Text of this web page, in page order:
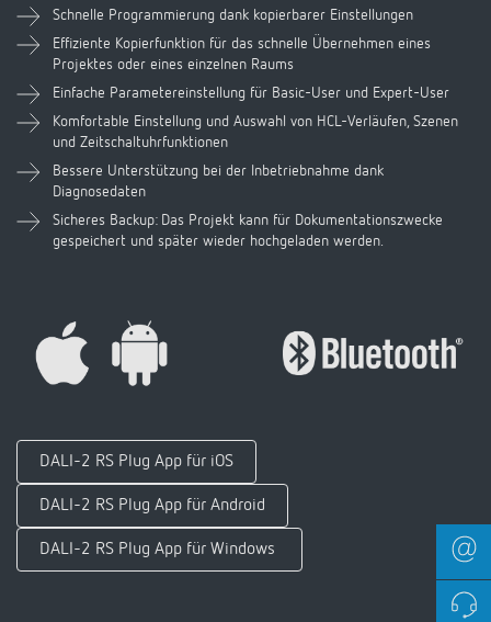
Schnelle Programmierung dank kopierbarer Einstellungen
Effiziente Kopierfunktion für das schnelle Übernehmen eines
Projektes oder eines einzelnen Raums
Einfache Parametereinstellung für Basic-User und Expert-User
Komfortable Einstellung und Auswahl von HCL-Verläufen, Szenen
und Zeitschaltuhrfunktionen
Bessere Unterstützung bei der Inbetriebnahme dank
Diagnosedaten
Sicheres Backup: Das Projekt kann für Dokumentationszwecke
gespeichert und später wieder hochgeladen werden.
DALI-2 RS Plug App für iOS
DALI-2 RS Plug App für Android
DALI-2 RS Plug App für Windows